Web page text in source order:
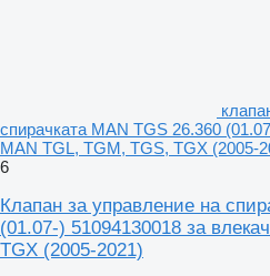
спирачката MAN TGS 26.360
MAN TGL, TGM, TGS, TGX (2005-
6
Клапан за управление на
(01.07-) 51094130018 за
TGX (2005-2021)